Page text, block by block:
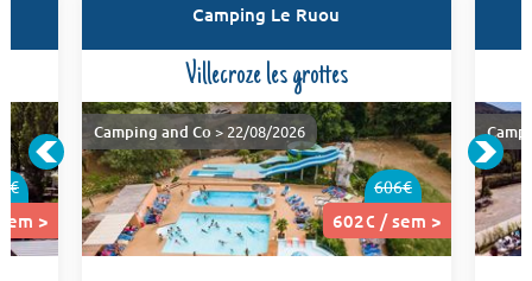
>
Camping Le Ruou
Villecroze les grottes
606€
602€ / sem >
Camping and Co> 22/08/2026